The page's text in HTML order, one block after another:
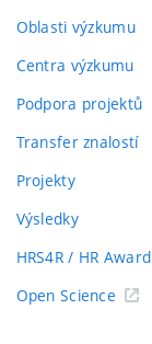
Oblasti výzkumu
Centra výzkumu
Podpora projektů
Transfer znalostí
Projekty
Výsledky
HRS4R / HR Award
Open Science